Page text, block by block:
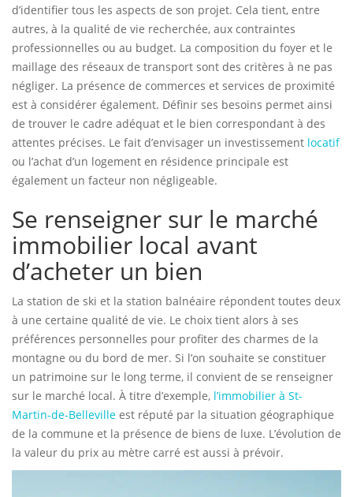
d’identifier tous les aspects de son projet. Cela tient, entre
autres, à la qualité de vie recherchée, aux contraintes
professionnelles ou au budget. La composition du foyer et le
maillage des réseaux de transport sont des critères à ne pas
négliger. La présence de commerces et services de proximité
est à considérer également. Définir ses besoins permet ainsi
de trouver le cadre adéquat et le bien correspondant à des
attentes précises. Le fait d’envisager un investissement locatif
ou l’achat d’un logement en résidence principale est
également un facteur non négligeable.
Se renseigner sur le marché
immobilier local avant
d’acheter un bien
La station de ski et la station balnéaire répondent toutes deux
à une certaine qualité de vie. Le choix tient alors à ses
préférences personnelles pour profiter des charmes de la
montagne ou du bord de mer. Si l’on souhaite se constituer
un patrimoine sur le long terme, il convient de se renseigner
sur le marché local. À titre d’exemple, l’immobilier à St-
Martin-de-Belleville est réputé par la situation géographique
de la commune et la présence de biens de luxe. L’évolution de
la valeur du prix au mètre carré est aussi à prévoir.